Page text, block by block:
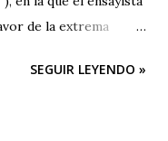
de la extrema
. Revista Corónica
SEGUIR LEYENDO »